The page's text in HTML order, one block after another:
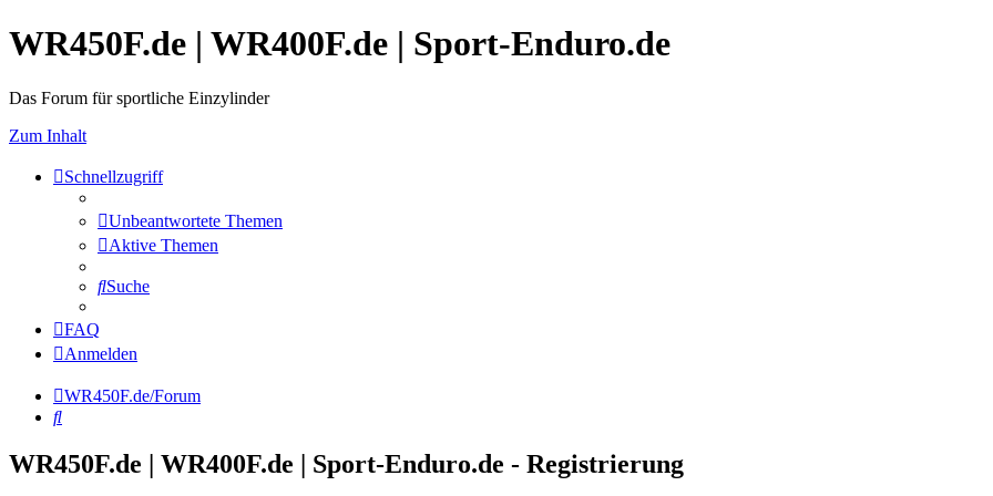
WR450F.de | WR400F.de | Sport-Enduro.de
Das Forum für sportliche Einzylinder
Zum Inhalt
Schnellzugriff
Unbeantwortete Themen
Aktive Themen
Suche
FAQ
Anmelden
WR450F.de/Forum
Suche
WR450F.de | WR400F.de | Sport-Enduro.de - Registrierung